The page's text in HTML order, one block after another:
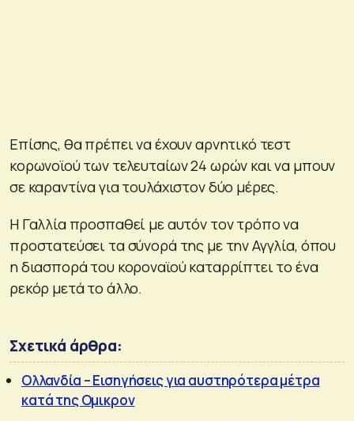
Επίσης, θα πρέπει να έχουν αρνητικό τεστ
κορωνοϊού των τελευταίων 24 ωρών και να μπουν
σε καραντίνα για τουλάχιστον δύο μέρες.
Η Γαλλία προσπαθεί με αυτόν τον τρόπο να
προστατεύσει τα σύνορά της με την Αγγλία, όπου
η διασπορά του κοροναϊού καταρρίπτει το ένα
ρεκόρ μετά το άλλο.
Σχετικά άρθρα:
Ολλανδία – Εισηγήσεις για αυστηρότερα μέτρα
κατά της Ομικρον